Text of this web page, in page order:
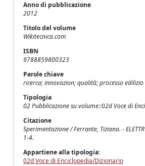
Anno di pubblicazione
2012
Titolo del volume
Wikitecnica.com
ISBN
9788859800323
Parole chiave
ricerca; innovazion; qualità; processo edilizio
Tipologia
02 Pubblicazione su volume::02d Voce di
Citazione
Sperimentazione / Ferrante, Tiziana. -
1-4.
Appartiene alla tipologia:
02d Voce di Enciclopedia/Dizionario